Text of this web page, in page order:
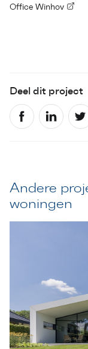
Office Winhov
Deel dit project
Andere
woningen